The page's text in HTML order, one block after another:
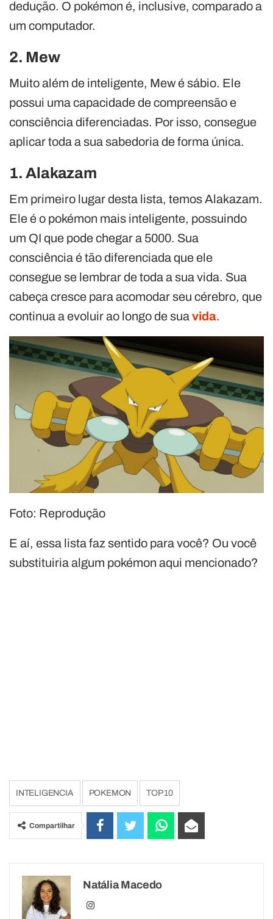
dedução. O pokémon é, inclusive, comparado a
um computador.
2. Mew
Muito além de inteligente, Mew é sábio. Ele
possui uma capacidade de compreensão e
consciência diferenciadas. Por isso, consegue
aplicar toda a sua sabedoria de forma única.
1. Alakazam
Em primeiro lugar desta lista, temos Alakazam.
Ele é o pokémon mais inteligente, possuindo
um QI que pode chegar a 5000. Sua
consciência é tão diferenciada que ele
consegue se lembrar de toda a sua vida. Sua
cabeça cresce para acomodar seu cérebro, que
continua a evoluir ao longo de suavida.
Foto: Reprodução
E aí, essa lista faz sentido para você? Ou você
substituiria algum pokémon aqui mencionado?
INTELIGENCIA POKEMON TOP 10
Compartilhar
Natália Macedo